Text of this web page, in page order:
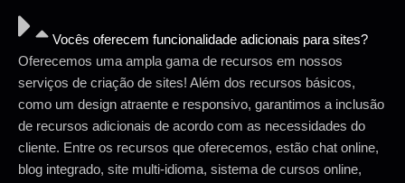
Vocês oferecem funcionalidade adicionais para sites?
Oferecemos uma ampla gama de recursos em nossos
serviços de criação de sites! Além dos recursos básicos,
como um design atraente e responsivo, garantimos a inclusão
de recursos adicionais de acordo com as necessidades do
cliente. Entre os recursos que oferecemos, estão chat online,
blog integrado, site multi-idioma, sistema de cursos online,